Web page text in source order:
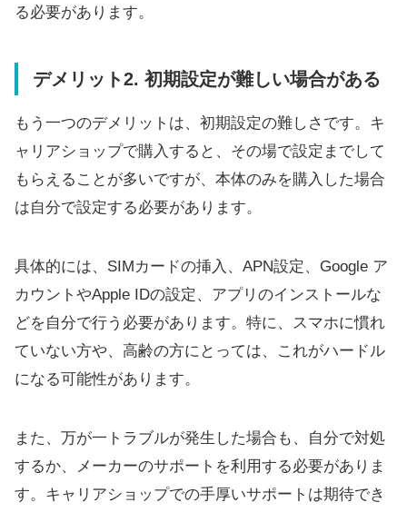
る必要があります。
デメリット2. 初期設定が難しい場合がある
もう一つのデメリットは、初期設定の難しさです。キ
ャリアショップで購入すると、その場で設定までして
もらえることが多いですが、本体のみを購入した場合
は自分で設定する必要があります。
具体的には、SIMカードの挿入、APN設定、Google ア
カウントやApple IDの設定、アプリのインストールな
どを自分で行う必要があります。特に、スマホに慣れ
ていない方や、高齢の方にとっては、これがハードル
になる可能性があります。
また、万が一トラブルが発生した場合も、自分で対処
するか、メーカーのサポートを利用する必要がありま
す。キャリアショップでの手厚いサポートは期待でき